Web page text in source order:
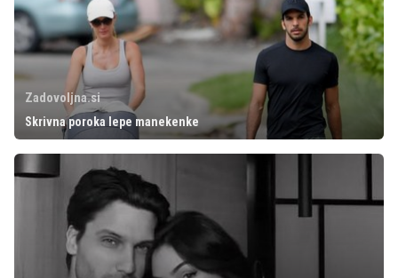
Zadovoljna.si
Skrivna poroka lepe manekenke